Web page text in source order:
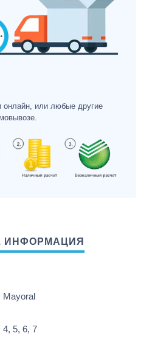
онлайн, или любые другие
Mayoral
4, 5, 6, 7